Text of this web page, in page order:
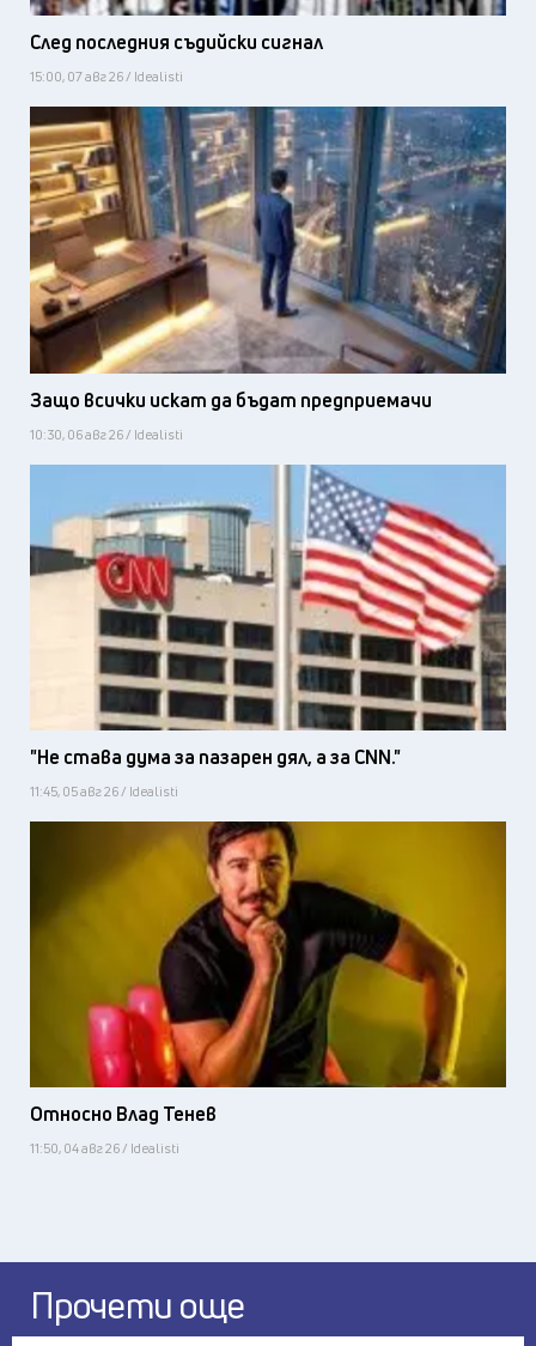
След последния съдийски сигнал
15:00, 07 авг 26 / Idealisti
Защо всички искат да бъдат предприемачи
10:30, 06 авг 26 / Idealisti
"Не става дума за пазарен дял, а за CNN."
11:45, 05 авг 26 / Idealisti
Относно Влад Тенев
11:50, 04 авг 26 / Idealisti
Прочети още